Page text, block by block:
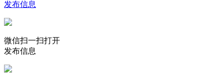
发布信息
微信扫一扫打开
发布信息